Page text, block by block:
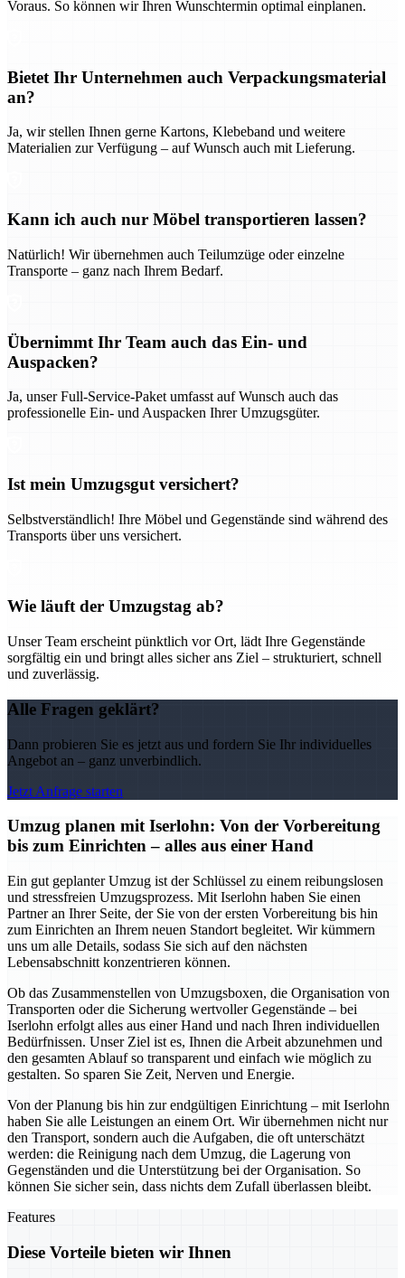
Voraus. So können wir Ihren Wunschtermin optimal einplanen.
Bietet Ihr Unternehmen auch Verpackungsmaterial
an?
Ja, wir stellen Ihnen gerne Kartons, Klebeband und weitere
Materialien zur Verfügung – auf Wunsch auch mit Lieferung.
Kann ich auch nur Möbel transportieren lassen?
Natürlich! Wir übernehmen auch Teilumzüge oder einzelne
Transporte – ganz nach Ihrem Bedarf.
Übernimmt Ihr Team auch das Ein- und
Auspacken?
Ja, unser Full-Service-Paket umfasst auf Wunsch auch das
professionelle Ein- und Auspacken Ihrer Umzugsgüter.
Ist mein Umzugsgut versichert?
Selbstverständlich! Ihre Möbel und Gegenstände sind während des
Transports über uns versichert.
Wie läuft der Umzugstag ab?
Unser Team erscheint pünktlich vor Ort, lädt Ihre Gegenstände
sorgfältig ein und bringt alles sicher ans Ziel – strukturiert, schnell
und zuverlässig.
Alle Fragen geklärt?
Dann probieren Sie es jetzt aus und fordern Sie Ihr individuelles
Angebot an – ganz unverbindlich.
Jetzt Anfrage starten
Umzug planen mit Iserlohn: Von der Vorbereitung
bis zum Einrichten – alles aus einer Hand
Ein gut geplanter Umzug ist der Schlüssel zu einem reibungslosen
und stressfreien Umzugsprozess. Mit Iserlohn haben Sie einen
Partner an Ihrer Seite, der Sie von der ersten Vorbereitung bis hin
zum Einrichten an Ihrem neuen Standort begleitet. Wir kümmern
uns um alle Details, sodass Sie sich auf den nächsten
Lebensabschnitt konzentrieren können.
Ob das Zusammenstellen von Umzugsboxen, die Organisation von
Transporten oder die Sicherung wertvoller Gegenstände – bei
Iserlohn erfolgt alles aus einer Hand und nach Ihren individuellen
Bedürfnissen. Unser Ziel ist es, Ihnen die Arbeit abzunehmen und
den gesamten Ablauf so transparent und einfach wie möglich zu
gestalten. So sparen Sie Zeit, Nerven und Energie.
Von der Planung bis hin zur endgültigen Einrichtung – mit Iserlohn
haben Sie alle Leistungen an einem Ort. Wir übernehmen nicht nur
den Transport, sondern auch die Aufgaben, die oft unterschätzt
werden: die Reinigung nach dem Umzug, die Lagerung von
Gegenständen und die Unterstützung bei der Organisation. So
können Sie sicher sein, dass nichts dem Zufall überlassen bleibt.
Features
Diese Vorteile bieten wir Ihnen